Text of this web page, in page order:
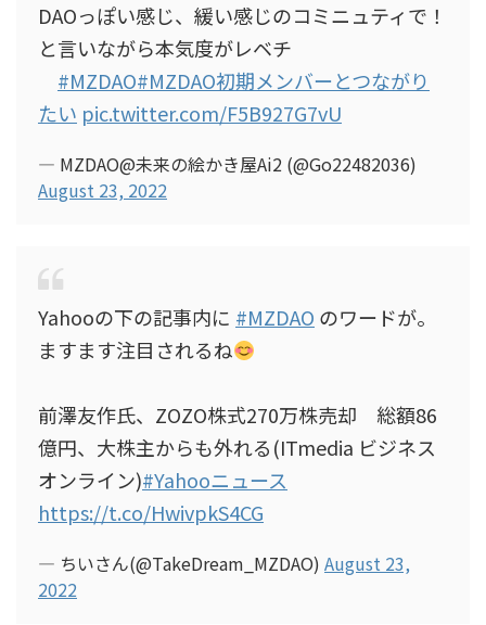
DAOっぽい感じ、緩い感じのコミニュティで！
と言いながら本気度がレベチ
#MZDAO#MZDAO初期メンバーとつながり
たい pic.twitter.com/F5B927G7vU
— MZDAO@未来の絵かき屋Ai2 (@Go22482036)
August 23, 2022
Yahooの下の記事内に #MZDAO のワードが。
ますます注目されるね
前澤友作氏、ZOZO株式270万株売却 総額86
億円、大株主からも外れる(ITmedia ビジネス
オンライン)#Yahooニュース
https://t.co/HwivpkS4CG
— ちいさん(@TakeDream_MZDAO) August 23,
2022